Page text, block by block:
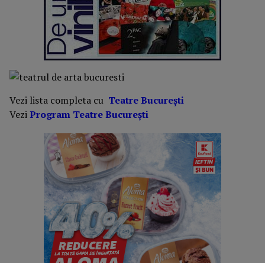
Vezi lista completa cu Teatre București
VeziProgram Teatre București